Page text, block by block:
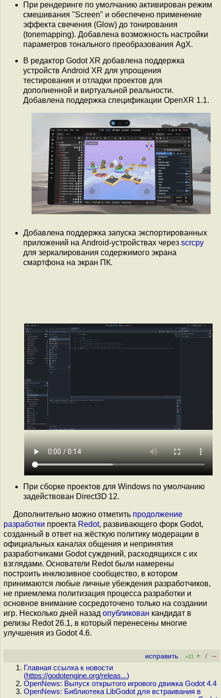
При рендеринге по умолчанию активирован режим
смешивания "Screen" и обеспечено применение
эффекта свечения (Glow) до тонирования
(tonemapping). Добавлена возможность настройки
параметров тонального преобразования AgX.
В редактор Godot XR добавлена поддержка
устройств Android XR для упрощения
тестирования и отладки проектов для
дополненной и виртуальной реальности.
Добавлена поддержка спецификации OpenXR 1.1.
Добавлена поддержка запуска экспортированных
приложений на Android-устройствах через scrcpy
для зеркалирования содержимого экрана
смартфона на экран ПК.
При сборке проектов для Windows по умолчанию
задействован Direct3D 12.
Дополнительно можно отметить продолжение
разработки проекта Redot, развивающего форк Godot,
созданный в ответ на жёсткую политику модерации в
официальных каналах общения и непринятия
разработчиками Godot суждений, расходящихся с их
взглядами. Основатели Redot были намерены
построить инклюзивное сообщество, в котором
принимаются любые личные убеждения разработчиков,
не приемлема политизация процесса разработки и
основное внимание сосредоточено только на создании
игр. Несколько дней назад опубликован кандидат в
релизы Redot 26.1, в который перенесены многие
улучшения из Godot 4.6.
исправить +21 + / –
Главная ссылка к новости
(https://godotengine.org/releas...)
OpenNews: Выпуск открытого игрового движка Godot 4.4
OpenNews: Библиотека LibGodot для встраивания в